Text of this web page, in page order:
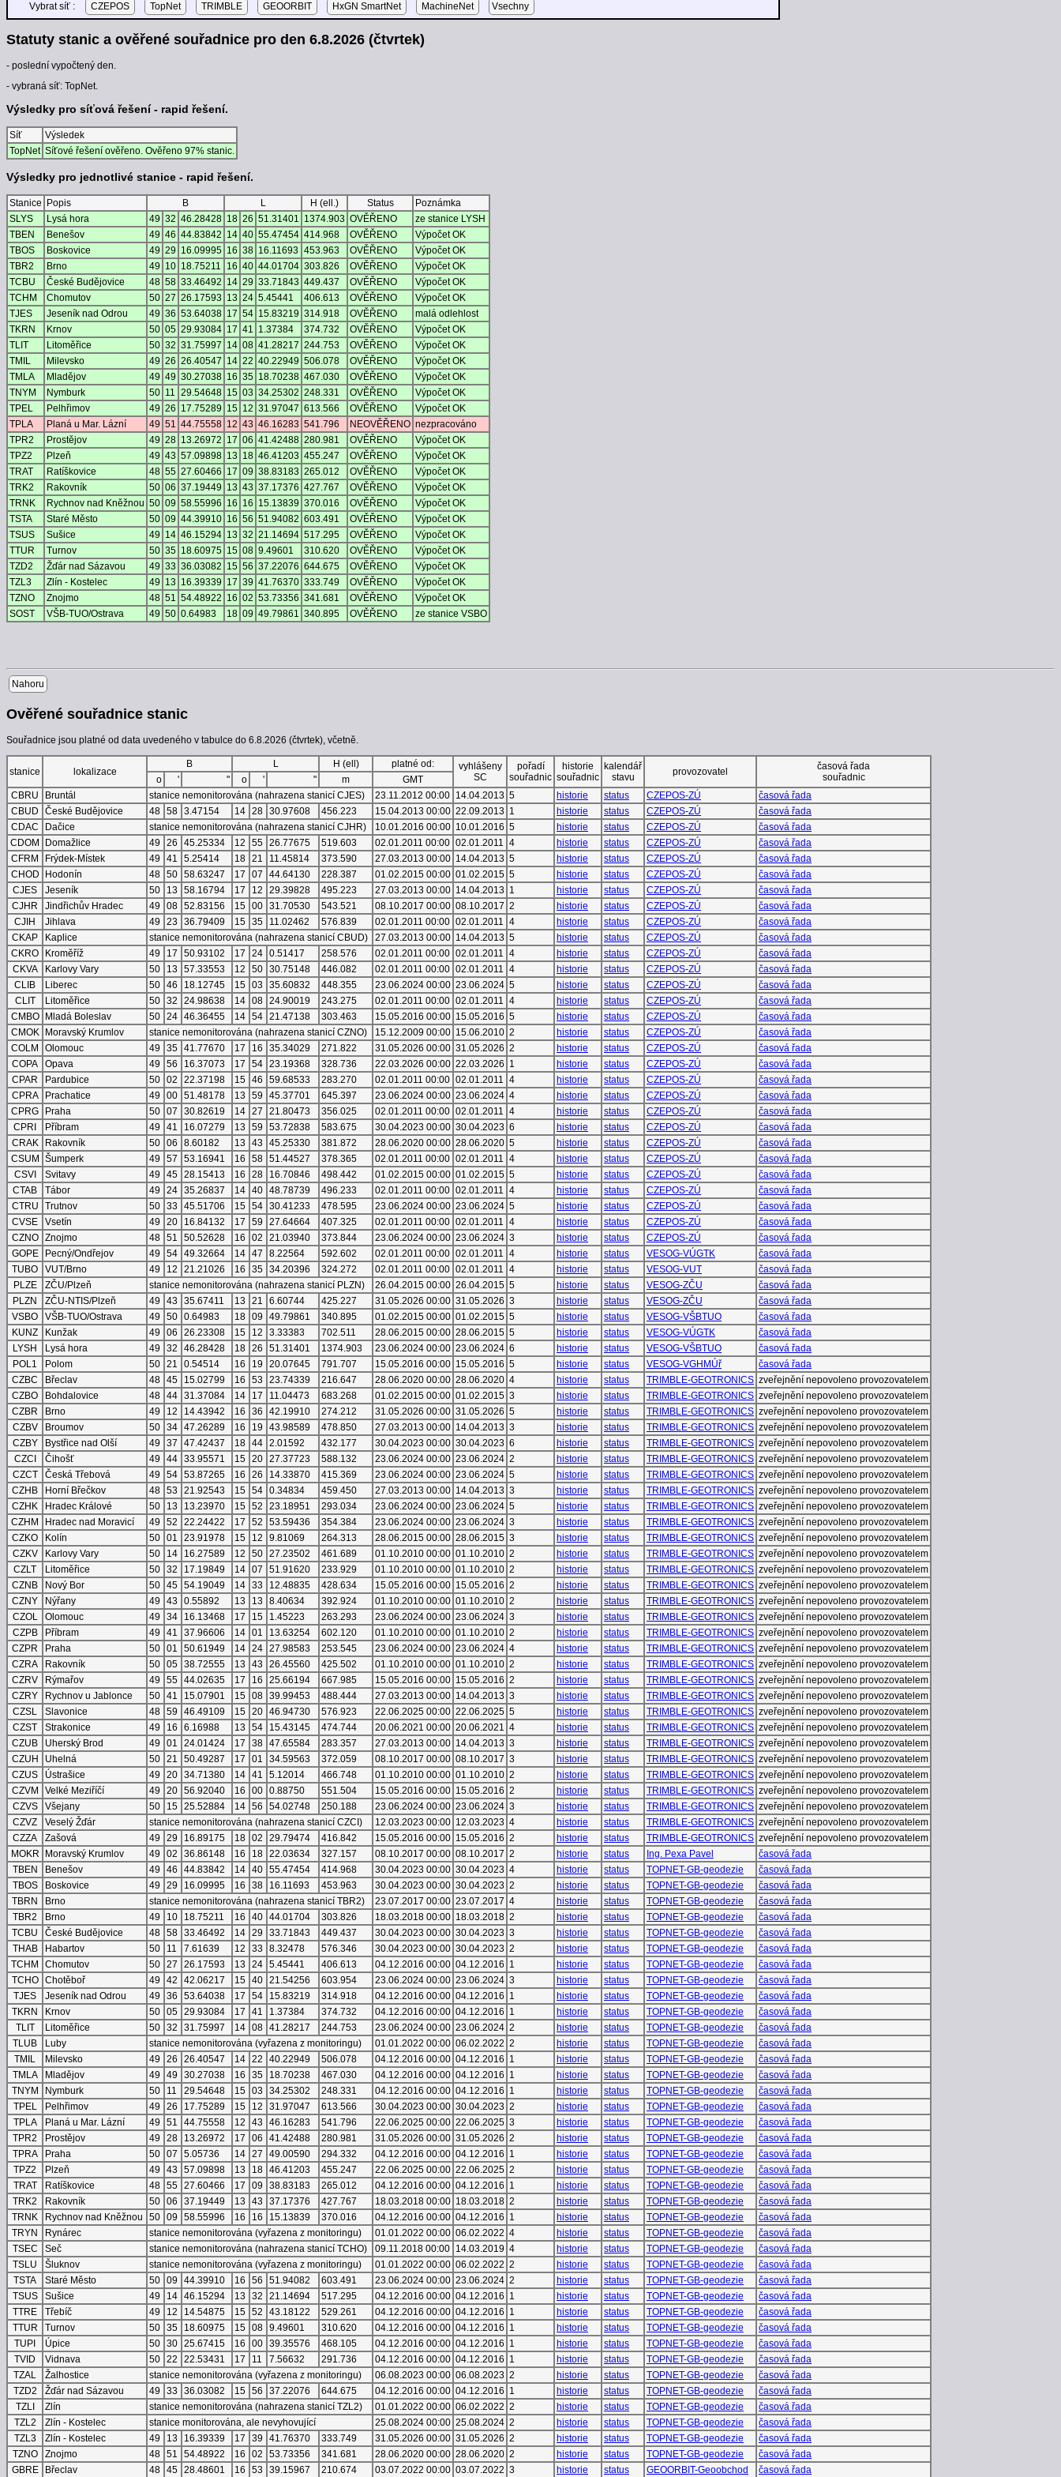
Vybrat síť : CZEPOS TopNet TRIMBLE GEOORBIT HxGN SmartNet MachineNet Vsechny
Statuty stanic a ověřené souřadnice pro den 6.8.2026 (čtvrtek)
- poslední vypočtený den.
- vybraná síť: TopNet.
Výsledky pro síťová řešení - rapid řešení.
Síť
Výsledek
TopNet Síťové řešení ověřeno. Ověřeno 97% stanic.
Výsledky pro jednotlivé stanice - rapid řešení.
Stanice Popis B L H (ell.) Status
Poznámka
SLYS
Lysá hora 49 32 46.28428 18 26 51.31401 1374.903 OVĚŘENO
ze stanice LYSH
TBEN
Benešov 49 46 44.83842 14 40 55.47454 414.968 OVĚŘENO
Výpočet OK
TBOS
Boskovice 49 29 16.09995 16 38 16.11693 453.963 OVĚŘENO
Výpočet OK
TBR2
Brno 49 10 18.75211 16 40 44.01704 303.826 OVĚŘENO
Výpočet OK
TCBU
České Budějovice 48 58 33.46492 14 29 33.71843 449.437 OVĚŘENO
Výpočet OK
TCHM
Chomutov 50 27 26.17593 13 24 5.45441 406.613 OVĚŘENO
Výpočet OK
TJES
Jeseník nad Odrou 49 36 53.64038 17 54 15.83219 314.918 OVĚŘENO
malá odlehlost
TKRN
Krnov 50 05 29.93084 17 41 1.37384 374.732 OVĚŘENO
Výpočet OK
TLIT
Litoměřice 50 32 31.75997 14 08 41.28217 244.753 OVĚŘENO
Výpočet OK
TMIL
Milevsko 49 26 26.40547 14 22 40.22949 506.078 OVĚŘENO
Výpočet OK
TMLA
Mladějov 49 49 30.27038 16 35 18.70238 467.030 OVĚŘENO
Výpočet OK
TNYM
Nymburk 50 11 29.54648 15 03 34.25302 248.331 OVĚŘENO
Výpočet OK
TPEL
Pelhřimov 49 26 17.75289 15 12 31.97047 613.566 OVĚŘENO
Výpočet OK
TPLA
Planá u Mar. Lázní 49 51 44.75558 12 43 46.16283 541.796 NEOVĚŘENO nezpracováno
TPR2
Prostějov 49 28 13.26972 17 06 41.42488 280.981 OVĚŘENO
Výpočet OK
TPZ2
Plzeň 49 43 57.09898 13 18 46.41203 455.247 OVĚŘENO
Výpočet OK
TRAT
Ratíškovice 48 55 27.60466 17 09 38.83183 265.012 OVĚŘENO
Výpočet OK
TRK2
Rakovník 50 06 37.19449 13 43 37.17376 427.767 OVĚŘENO
Výpočet OK
TRNK
Rychnov nad Kněžnou 50 09 58.55996 16 16 15.13839 370.016 OVĚŘENO
Výpočet OK
TSTA
Staré Město 50 09 44.39910 16 56 51.94082 603.491 OVĚŘENO
Výpočet OK
TSUS
Sušice 49 14 46.15294 13 32 21.14694 517.295 OVĚŘENO
Výpočet OK
TTUR
Turnov 50 35 18.60975 15 08 9.49601 310.620 OVĚŘENO
Výpočet OK
TZD2
Žďár nad Sázavou 49 33 36.03082 15 56 37.22076 644.675 OVĚŘENO
Výpočet OK
TZL3
Zlín - Kostelec 49 13 16.39339 17 39 41.76370 333.749 OVĚŘENO
Výpočet OK
TZNO
Znojmo 48 51 54.48922 16 02 53.73356 341.681 OVĚŘENO
Výpočet OK
SOST
VŠB-TUO/Ostrava 49 50 0.64983 18 09 49.79861 340.895 OVĚŘENO ze stanice VSBO
Nahoru
Ověřené souřadnice stanic
Souřadnice jsou platné od data uvedeného v tabulce do 6.8.2026 (čtvrtek), včetně.
stanice lokalizace
B L H (ell) platné od:
vyhlášeny
SC
pořadí
souřadnic
historie
souřadnic
kalendář
stavu
provozovatel
časová řada
souřadnic
o ' " o ' " m
GMT
CBRU
Bruntál stanice nemonitorována (nahrazena stanicí CJES) 23.11.2012 00:00 14.04.2013 5 historie status CZEPOS-ZÚ
časová řada
CBUD
České Budějovice 48 58 3.47154 14 28 30.97608 456.223 15.04.2013 00:00 22.09.2013 1 historie status CZEPOS-ZÚ
časová řada
CDAC
Dačice stanice nemonitorována (nahrazena stanicí CJHR) 10.01.2016 00:00 10.01.2016 5 historie status CZEPOS-ZÚ
časová řada
CDOM
Domažlice 49 26 45.25334 12 55 26.77675 519.603 02.01.2011 00:00 02.01.2011 4 historie status CZEPOS-ZÚ
časová řada
CFRM
Frýdek-Místek 49 41 5.25414 18 21 11.45814 373.590 27.03.2013 00:00 14.04.2013 5 historie status CZEPOS-ZÚ
časová řada
CHOD
Hodonín 48 50 58.63247 17 07 44.64130 228.387 01.02.2015 00:00 01.02.2015 5 historie status CZEPOS-ZÚ
časová řada
CJES
Jeseník 50 13 58.16794 17 12 29.39828 495.223 27.03.2013 00:00 14.04.2013 1 historie status CZEPOS-ZÚ
časová řada
CJHR
Jindřichův Hradec 49 08 52.83156 15 00 31.70530 543.521 08.10.2017 00:00 08.10.2017 2 historie status CZEPOS-ZÚ
časová řada
CJIH
Jihlava 49 23 36.79409 15 35 11.02462 576.839 02.01.2011 00:00 02.01.2011 4 historie status CZEPOS-ZÚ
časová řada
CKAP
Kaplice stanice nemonitorována (nahrazena stanicí CBUD) 27.03.2013 00:00 14.04.2013 5 historie status CZEPOS-ZÚ
časová řada
CKRO
Kroměříž 49 17 50.93102 17 24 0.51417 258.576 02.01.2011 00:00 02.01.2011 4 historie status CZEPOS-ZÚ
časová řada
CKVA
Karlovy Vary 50 13 57.33553 12 50 30.75148 446.082 02.01.2011 00:00 02.01.2011 4 historie status CZEPOS-ZÚ
časová řada
CLIB
Liberec 50 46 18.12745 15 03 35.60832 448.355 23.06.2024 00:00 23.06.2024 5 historie status CZEPOS-ZÚ
časová řada
CLIT
Litoměřice 50 32 24.98638 14 08 24.90019 243.275 02.01.2011 00:00 02.01.2011 4 historie status CZEPOS-ZÚ
časová řada
CMBO
Mladá Boleslav 50 24 46.36455 14 54 21.47138 303.463 15.05.2016 00:00 15.05.2016 5 historie status CZEPOS-ZÚ
časová řada
CMOK
Moravský Krumlov stanice nemonitorována (nahrazena stanicí CZNO) 15.12.2009 00:00 15.06.2010 2 historie status CZEPOS-ZÚ
časová řada
COLM
Olomouc 49 35 41.77670 17 16 35.34029 271.822 31.05.2026 00:00 31.05.2026 2 historie status CZEPOS-ZÚ
časová řada
COPA
Opava 49 56 16.37073 17 54 23.19368 328.736 22.03.2026 00:00 22.03.2026 1 historie status CZEPOS-ZÚ
časová řada
CPAR
Pardubice 50 02 22.37198 15 46 59.68533 283.270 02.01.2011 00:00 02.01.2011 4 historie status CZEPOS-ZÚ
časová řada
CPRA
Prachatice 49 00 51.48178 13 59 45.37701 645.397 23.06.2024 00:00 23.06.2024 4 historie status CZEPOS-ZÚ
časová řada
CPRG
Praha 50 07 30.82619 14 27 21.80473 356.025 02.01.2011 00:00 02.01.2011 4 historie status CZEPOS-ZÚ
časová řada
CPRI
Příbram 49 41 16.07279 13 59 53.72838 583.675 30.04.2023 00:00 30.04.2023 6 historie status CZEPOS-ZÚ
časová řada
CRAK
Rakovník 50 06 8.60182 13 43 45.25330 381.872 28.06.2020 00:00 28.06.2020 5 historie status CZEPOS-ZÚ
časová řada
CSUM Šumperk 49 57 53.16941 16 58 51.44527 378.365 02.01.2011 00:00 02.01.2011 4 historie status CZEPOS-ZÚ
časová řada
CSVI
Svitavy 49 45 28.15413 16 28 16.70846 498.442 01.02.2015 00:00 01.02.2015 5 historie status CZEPOS-ZÚ
časová řada
CTAB
Tábor 49 24 35.26837 14 40 48.78739 496.233 02.01.2011 00:00 02.01.2011 4 historie status CZEPOS-ZÚ
časová řada
CTRU
Trutnov 50 33 45.51706 15 54 30.41233 478.595 23.06.2024 00:00 23.06.2024 5 historie status CZEPOS-ZÚ
časová řada
CVSE
Vsetín 49 20 16.84132 17 59 27.64664 407.325 02.01.2011 00:00 02.01.2011 4 historie status CZEPOS-ZÚ
časová řada
CZNO
Znojmo 48 51 50.52628 16 02 21.03940 373.844 23.06.2024 00:00 23.06.2024 3 historie status CZEPOS-ZÚ
časová řada
GOPE
Pecný/Ondřejov 49 54 49.32664 14 47 8.22564 592.602 02.01.2011 00:00 02.01.2011 4 historie status VESOG-VÚGTK
časová řada
TUBO
VUT/Brno 49 12 21.21026 16 35 34.20396 324.272 02.01.2011 00:00 02.01.2011 4 historie status VESOG-VUT
časová řada
PLZE
ZČU/Plzeň stanice nemonitorována (nahrazena stanicí PLZN) 26.04.2015 00:00 26.04.2015 5 historie status VESOG-ZČU
časová řada
PLZN
ZČU-NTIS/Plzeň 49 43 35.67411 13 21 6.60744 425.227 31.05.2026 00:00 31.05.2026 3 historie status VESOG-ZČU
časová řada
VSBO
VŠB-TUO/Ostrava 49 50 0.64983 18 09 49.79861 340.895 01.02.2015 00:00 01.02.2015 5 historie status VESOG-VŠBTUO
časová řada
KUNZ
Kunžak 49 06 26.23308 15 12 3.33383 702.511 28.06.2015 00:00 28.06.2015 5 historie status VESOG-VÚGTK
časová řada
LYSH
Lysá hora 49 32 46.28428 18 26 51.31401 1374.903 23.06.2024 00:00 23.06.2024 6 historie status VESOG-VŠBTUO
časová řada
POL1
Polom 50 21 0.54514 16 19 20.07645 791.707 15.05.2016 00:00 15.05.2016 5 historie status VESOG-VGHMÚř
časová řada
CZBC
Břeclav 48 45 15.02799 16 53 23.74339 216.647 28.06.2020 00:00 28.06.2020 4 historie status TRIMBLE-GEOTRONICS zveřejnění nepovoleno provozovatelem
CZBO
Bohdalovice 48 44 31.37084 14 17 11.04473 683.268 01.02.2015 00:00 01.02.2015 3 historie status TRIMBLE-GEOTRONICS zveřejnění nepovoleno provozovatelem
CZBR
Brno 49 12 14.43942 16 36 42.19910 274.212 31.05.2026 00:00 31.05.2026 5 historie status TRIMBLE-GEOTRONICS zveřejnění nepovoleno provozovatelem
CZBV
Broumov 50 34 47.26289 16 19 43.98589 478.850 27.03.2013 00:00 14.04.2013 3 historie status TRIMBLE-GEOTRONICS zveřejnění nepovoleno provozovatelem
CZBY
Bystřice nad Olší 49 37 47.42437 18 44 2.01592 432.177 30.04.2023 00:00 30.04.2023 6 historie status TRIMBLE-GEOTRONICS zveřejnění nepovoleno provozovatelem
CZCI
Čihošť 49 44 33.95571 15 20 27.37723 588.132 23.06.2024 00:00 23.06.2024 2 historie status TRIMBLE-GEOTRONICS zveřejnění nepovoleno provozovatelem
CZCT
Česká Třebová 49 54 53.87265 16 26 14.33870 415.369 23.06.2024 00:00 23.06.2024 5 historie status TRIMBLE-GEOTRONICS zveřejnění nepovoleno provozovatelem
CZHB
Horní Břečkov 48 53 21.92543 15 54 0.34834 459.450 27.03.2013 00:00 14.04.2013 3 historie status TRIMBLE-GEOTRONICS zveřejnění nepovoleno provozovatelem
CZHK
Hradec Králové 50 13 13.23970 15 52 23.18951 293.034 23.06.2024 00:00 23.06.2024 5 historie status TRIMBLE-GEOTRONICS zveřejnění nepovoleno provozovatelem
CZHM
Hradec nad Moravicí 49 52 22.24422 17 52 53.59436 354.384 23.06.2024 00:00 23.06.2024 3 historie status TRIMBLE-GEOTRONICS zveřejnění nepovoleno provozovatelem
CZKO
Kolín 50 01 23.91978 15 12 9.81069 264.313 28.06.2015 00:00 28.06.2015 3 historie status TRIMBLE-GEOTRONICS zveřejnění nepovoleno provozovatelem
CZKV
Karlovy Vary 50 14 16.27589 12 50 27.23502 461.689 01.10.2010 00:00 01.10.2010 2 historie status TRIMBLE-GEOTRONICS zveřejnění nepovoleno provozovatelem
CZLT
Litoměřice 50 32 17.19849 14 07 51.91620 233.929 01.10.2010 00:00 01.10.2010 2 historie status TRIMBLE-GEOTRONICS zveřejnění nepovoleno provozovatelem
CZNB
Nový Bor 50 45 54.19049 14 33 12.48835 428.634 15.05.2016 00:00 15.05.2016 2 historie status TRIMBLE-GEOTRONICS zveřejnění nepovoleno provozovatelem
CZNY
Nýřany 49 43 0.55892 13 13 8.40634 392.924 01.10.2010 00:00 01.10.2010 2 historie status TRIMBLE-GEOTRONICS zveřejnění nepovoleno provozovatelem
CZOL
Olomouc 49 34 16.13468 17 15 1.45223 263.293 23.06.2024 00:00 23.06.2024 3 historie status TRIMBLE-GEOTRONICS zveřejnění nepovoleno provozovatelem
CZPB
Příbram 49 41 37.96606 14 01 13.63254 602.120 01.10.2010 00:00 01.10.2010 2 historie status TRIMBLE-GEOTRONICS zveřejnění nepovoleno provozovatelem
CZPR
Praha 50 01 50.61949 14 24 27.98583 253.545 23.06.2024 00:00 23.06.2024 4 historie status TRIMBLE-GEOTRONICS zveřejnění nepovoleno provozovatelem
CZRA
Rakovník 50 05 38.72555 13 43 26.45560 425.502 01.10.2010 00:00 01.10.2010 2 historie status TRIMBLE-GEOTRONICS zveřejnění nepovoleno provozovatelem
CZRV
Rýmařov 49 55 44.02635 17 16 25.66194 667.985 15.05.2016 00:00 15.05.2016 2 historie status TRIMBLE-GEOTRONICS zveřejnění nepovoleno provozovatelem
CZRY
Rychnov u Jablonce 50 41 15.07901 15 08 39.99453 488.444 27.03.2013 00:00 14.04.2013 3 historie status TRIMBLE-GEOTRONICS zveřejnění nepovoleno provozovatelem
CZSL
Slavonice 48 59 46.49109 15 20 46.94730 576.923 22.06.2025 00:00 22.06.2025 5 historie status TRIMBLE-GEOTRONICS zveřejnění nepovoleno provozovatelem
CZST
Strakonice 49 16 6.16988 13 54 15.43145 474.744 20.06.2021 00:00 20.06.2021 4 historie status TRIMBLE-GEOTRONICS zveřejnění nepovoleno provozovatelem
CZUB
Uherský Brod 49 01 24.01424 17 38 47.65584 283.357 27.03.2013 00:00 14.04.2013 3 historie status TRIMBLE-GEOTRONICS zveřejnění nepovoleno provozovatelem
CZUH
Uhelná 50 21 50.49287 17 01 34.59563 372.059 08.10.2017 00:00 08.10.2017 3 historie status TRIMBLE-GEOTRONICS zveřejnění nepovoleno provozovatelem
CZUS
Ústrašice 49 20 34.71380 14 41 5.12014 466.748 01.10.2010 00:00 01.10.2010 2 historie status TRIMBLE-GEOTRONICS zveřejnění nepovoleno provozovatelem
CZVM
Velké Meziříčí 49 20 56.92040 16 00 0.88750 551.504 15.05.2016 00:00 15.05.2016 2 historie status TRIMBLE-GEOTRONICS zveřejnění nepovoleno provozovatelem
CZVS
Všejany 50 15 25.52884 14 56 54.02748 250.188 23.06.2024 00:00 23.06.2024 3 historie status TRIMBLE-GEOTRONICS zveřejnění nepovoleno provozovatelem
CZVZ
Veselý Žďár stanice nemonitorována (nahrazena stanicí CZCI) 12.03.2023 00:00 12.03.2023 4 historie status TRIMBLE-GEOTRONICS zveřejnění nepovoleno provozovatelem
CZZA
Zašová 49 29 16.89175 18 02 29.79474 416.842 15.05.2016 00:00 15.05.2016 2 historie status TRIMBLE-GEOTRONICS zveřejnění nepovoleno provozovatelem
MOKR
Moravský Krumlov 49 02 36.86148 16 18 22.03634 327.157 08.10.2017 00:00 08.10.2017 2 historie status Ing. Pexa Pavel
časová řada
TBEN
Benešov 49 46 44.83842 14 40 55.47454 414.968 30.04.2023 00:00 30.04.2023 4 historie status TOPNET-GB-geodezie
časová řada
TBOS
Boskovice 49 29 16.09995 16 38 16.11693 453.963 30.04.2023 00:00 30.04.2023 2 historie status TOPNET-GB-geodezie
časová řada
TBRN
Brno stanice nemonitorována (nahrazena stanicí TBR2) 23.07.2017 00:00 23.07.2017 4 historie status TOPNET-GB-geodezie
časová řada
TBR2
Brno 49 10 18.75211 16 40 44.01704 303.826 18.03.2018 00:00 18.03.2018 2 historie status TOPNET-GB-geodezie
časová řada
TCBU
České Budějovice 48 58 33.46492 14 29 33.71843 449.437 30.04.2023 00:00 30.04.2023 3 historie status TOPNET-GB-geodezie
časová řada
THAB
Habartov 50 11 7.61639 12 33 8.32478 576.346 30.04.2023 00:00 30.04.2023 2 historie status TOPNET-GB-geodezie
časová řada
TCHM
Chomutov 50 27 26.17593 13 24 5.45441 406.613 04.12.2016 00:00 04.12.2016 1 historie status TOPNET-GB-geodezie
časová řada
TCHO
Chotěboř 49 42 42.06217 15 40 21.54256 603.954 23.06.2024 00:00 23.06.2024 3 historie status TOPNET-GB-geodezie
časová řada
TJES
Jeseník nad Odrou 49 36 53.64038 17 54 15.83219 314.918 04.12.2016 00:00 04.12.2016 1 historie status TOPNET-GB-geodezie
časová řada
TKRN
Krnov 50 05 29.93084 17 41 1.37384 374.732 04.12.2016 00:00 04.12.2016 1 historie status TOPNET-GB-geodezie
časová řada
TLIT
Litoměřice 50 32 31.75997 14 08 41.28217 244.753 23.06.2024 00:00 23.06.2024 2 historie status TOPNET-GB-geodezie
časová řada
TLUB
Luby stanice nemonitorována (vyřazena z monitoringu) 01.01.2022 00:00 06.02.2022 2 historie status TOPNET-GB-geodezie
časová řada
TMIL
Milevsko 49 26 26.40547 14 22 40.22949 506.078 04.12.2016 00:00 04.12.2016 1 historie status TOPNET-GB-geodezie
časová řada
TMLA
Mladějov 49 49 30.27038 16 35 18.70238 467.030 04.12.2016 00:00 04.12.2016 1 historie status TOPNET-GB-geodezie
časová řada
TNYM
Nymburk 50 11 29.54648 15 03 34.25302 248.331 04.12.2016 00:00 04.12.2016 1 historie status TOPNET-GB-geodezie
časová řada
TPEL
Pelhřimov 49 26 17.75289 15 12 31.97047 613.566 30.04.2023 00:00 30.04.2023 2 historie status TOPNET-GB-geodezie
časová řada
TPLA
Planá u Mar. Lázní 49 51 44.75558 12 43 46.16283 541.796 22.06.2025 00:00 22.06.2025 3 historie status TOPNET-GB-geodezie
časová řada
TPR2
Prostějov 49 28 13.26972 17 06 41.42488 280.981 31.05.2026 00:00 31.05.2026 2 historie status TOPNET-GB-geodezie
časová řada
TPRA
Praha 50 07 5.05736 14 27 49.00590 294.332 04.12.2016 00:00 04.12.2016 1 historie status TOPNET-GB-geodezie
časová řada
TPZ2
Plzeň 49 43 57.09898 13 18 46.41203 455.247 22.06.2025 00:00 22.06.2025 2 historie status TOPNET-GB-geodezie
časová řada
TRAT
Ratíškovice 48 55 27.60466 17 09 38.83183 265.012 04.12.2016 00:00 04.12.2016 1 historie status TOPNET-GB-geodezie
časová řada
TRK2
Rakovník 50 06 37.19449 13 43 37.17376 427.767 18.03.2018 00:00 18.03.2018 2 historie status TOPNET-GB-geodezie
časová řada
TRNK
Rychnov nad Kněžnou 50 09 58.55996 16 16 15.13839 370.016 04.12.2016 00:00 04.12.2016 1 historie status TOPNET-GB-geodezie
časová řada
TRYN
Rynárec stanice nemonitorována (vyřazena z monitoringu) 01.01.2022 00:00 06.02.2022 4 historie status TOPNET-GB-geodezie
časová řada
TSEC
Seč stanice nemonitorována (nahrazena stanicí TCHO) 09.11.2018 00:00 14.03.2019 4 historie status TOPNET-GB-geodezie
časová řada
TSLU
Šluknov stanice nemonitorována (vyřazena z monitoringu) 01.01.2022 00:00 06.02.2022 2 historie status TOPNET-GB-geodezie
časová řada
TSTA
Staré Město 50 09 44.39910 16 56 51.94082 603.491 23.06.2024 00:00 23.06.2024 2 historie status TOPNET-GB-geodezie
časová řada
TSUS
Sušice 49 14 46.15294 13 32 21.14694 517.295 04.12.2016 00:00 04.12.2016 1 historie status TOPNET-GB-geodezie
časová řada
TTRE
Třebíč 49 12 14.54875 15 52 43.18122 529.261 04.12.2016 00:00 04.12.2016 1 historie status TOPNET-GB-geodezie
časová řada
TTUR
Turnov 50 35 18.60975 15 08 9.49601 310.620 04.12.2016 00:00 04.12.2016 1 historie status TOPNET-GB-geodezie
časová řada
TUPI
Úpice 50 30 25.67415 16 00 39.35576 468.105 04.12.2016 00:00 04.12.2016 1 historie status TOPNET-GB-geodezie
časová řada
TVID
Vidnava 50 22 22.53431 17 11 7.56632 291.736 04.12.2016 00:00 04.12.2016 1 historie status TOPNET-GB-geodezie
časová řada
TZAL
Žalhostice stanice nemonitorována (vyřazena z monitoringu) 06.08.2023 00:00 06.08.2023 2 historie status TOPNET-GB-geodezie
časová řada
TZD2
Žďár nad Sázavou 49 33 36.03082 15 56 37.22076 644.675 04.12.2016 00:00 04.12.2016 1 historie status TOPNET-GB-geodezie
časová řada
TZLI
Zlín stanice nemonitorována (nahrazena stanicí TZL2) 01.01.2022 00:00 06.02.2022 2 historie status TOPNET-GB-geodezie
časová řada
TZL2
Zlín - Kostelec stanice monitorována, ale nevyhovující 25.08.2024 00:00 25.08.2024 2 historie status TOPNET-GB-geodezie
časová řada
TZL3
Zlín - Kostelec 49 13 16.39339 17 39 41.76370 333.749 31.05.2026 00:00 31.05.2026 2 historie status TOPNET-GB-geodezie
časová řada
TZNO
Znojmo 48 51 54.48922 16 02 53.73356 341.681 28.06.2020 00:00 28.06.2020 2 historie status TOPNET-GB-geodezie
časová řada
GBRE
Břeclav 48 45 28.48601 16 53 39.15967 210.674 03.07.2022 00:00 03.07.2022 3 historie status GEOORBIT-Geoobchod časová řada